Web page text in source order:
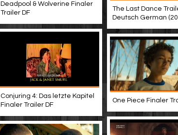
The Last Dance
Deutsch German
Deadpool & Wolverine Finaler
Trailer DF
Conjuring 4: Das letzte Kapitel
Finaler Trailer DF
One Piece Finaler